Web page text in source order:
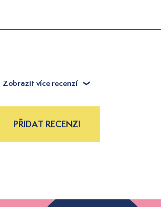
Zobrazit více recenzí
PŘIDAT RECENZI